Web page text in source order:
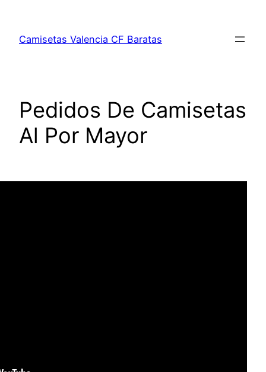
contenido
Camisetas Valencia CF Baratas
Pedidos De Camisetas
Al Por Mayor